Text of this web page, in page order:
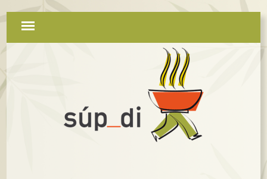
Navigation